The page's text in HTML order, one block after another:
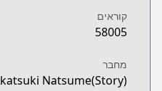
קוראים
58005
מחבר
Natsume(Story)